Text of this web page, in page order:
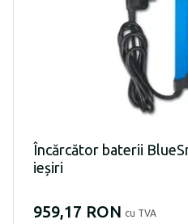
Încărcător baterii
ieșiri
959,17 RON cu TVA